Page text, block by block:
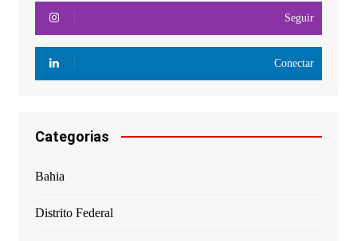
Seguir
Conectar
Categorias
Bahia
Distrito Federal